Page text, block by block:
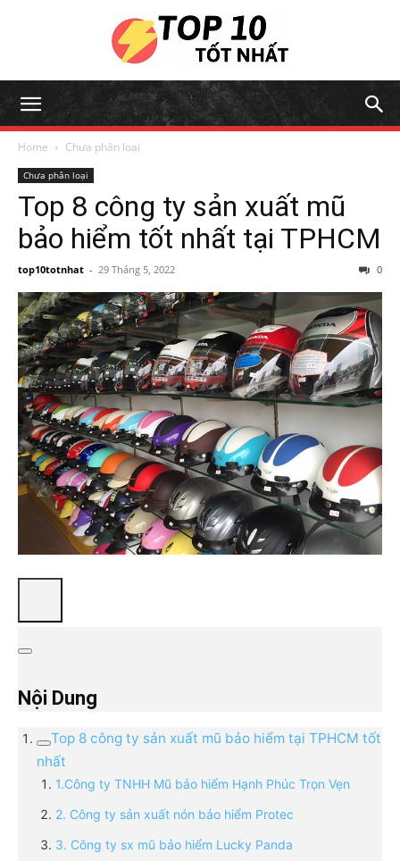
Home Chưa phân loại
Chưa phân loại
Top 8 công ty sản xuất mũ
bảo hiểm tốt nhất tại TPHCM
top10totnhat - 29 Tháng 5, 2022 0
Nội Dung
Top 8 công ty sản xuất mũ bảo hiểm tại TPHCM tốt
nhất
1.Công ty TNHH Mũ bảo hiểm Hạnh Phúc Trọn Vẹn
2. Công ty sản xuất nón bảo hiểm Protec
3. Công ty sx mũ bảo hiểm Lucky Panda